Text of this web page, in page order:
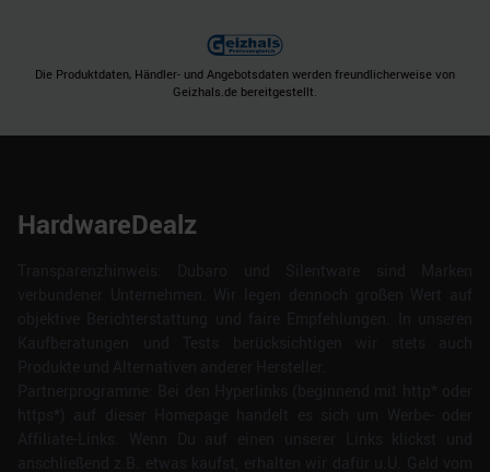
Die Produktdaten, Händler- und Angebotsdaten werden freundlicherweise von
Geizhals.de bereitgestellt.
HardwareDealz